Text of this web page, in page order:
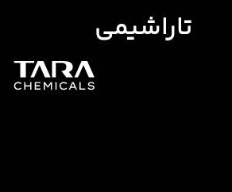
تاراشیمی